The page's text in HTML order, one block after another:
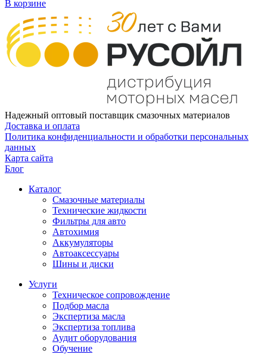
В корзине
Надежный оптовый поставщик смазочных материалов
Доставка и оплата
Политика конфиденциальности и обработки персональных
данных
Карта сайта
Блог
Каталог
Смазочные материалы
Технические жидкости
Фильтры для авто
Автохимия
Аккумуляторы
Автоаксессуары
Шины и диски
Услуги
Техническое сопровождение
Подбор масла
Экспертиза масла
Экспертиза топлива
Аудит оборудования
Обучение